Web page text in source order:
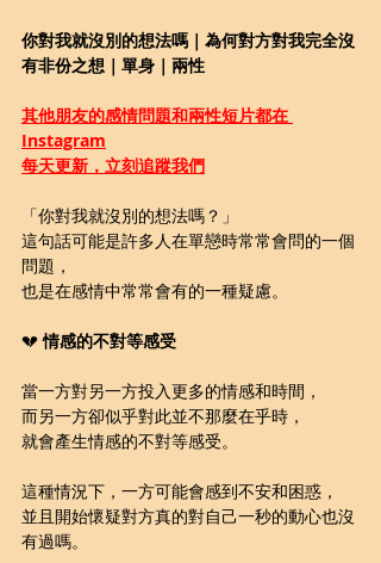
你對我就沒別的想法嗎｜為何對方對我完全沒
有非份之想｜單身｜兩性
其他朋友的感情問題和兩性短片都在
Instagram
每天更新，立刻追蹤我們
「你對我就沒別的想法嗎？」
這句話可能是許多人在單戀時常常會問的一個
問題，
也是在感情中常常會有的一種疑慮。
💔 情感的不對等感受
當一方對另一方投入更多的情感和時間，
而另一方卻似乎對此並不那麼在乎時，
就會產生情感的不對等感受。
這種情況下，一方可能會感到不安和困惑，
並且開始懷疑對方真的對自己一秒的動心也沒
有過嗎。